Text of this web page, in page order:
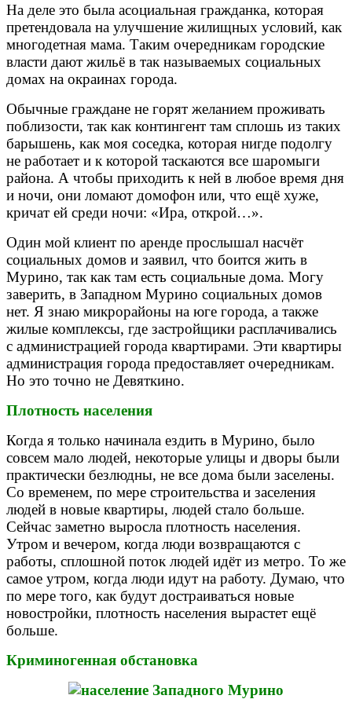
На деле это была асоциальная гражданка, которая
претендовала на улучшение жилищных условий, как
многодетная мама. Таким очередникам городские
власти дают жильё в так называемых социальных
домах на окраинах города.
Обычные граждане не горят желанием проживать
поблизости, так как контингент там сплошь из таких
барышень, как моя соседка, которая нигде подолгу
не работает и к которой таскаются все шаромыги
района. А чтобы приходить к ней в любое время дня
и ночи, они ломают домофон или, что ещё хуже,
кричат ей среди ночи: «Ира, открой…».
Один мой клиент по аренде прослышал насчёт
социальных домов и заявил, что боится жить в
Мурино, так как там есть социальные дома. Могу
заверить, в Западном Мурино социальных домов
нет. Я знаю микрорайоны на юге города, а также
жилые комплексы, где застройщики расплачивались
с администрацией города квартирами. Эти квартиры
администрация города предоставляет очередникам.
Но это точно не Девяткино.
Плотность населения
Когда я только начинала ездить в Мурино, было
совсем мало людей, некоторые улицы и дворы были
практически безлюдны, не все дома были заселены.
Со временем, по мере строительства и заселения
людей в новые квартиры, людей стало больше.
Сейчас заметно выросла плотность населения.
Утром и вечером, когда люди возвращаются с
работы, сплошной поток людей идёт из метро. То же
самое утром, когда люди идут на работу. Думаю, что
по мере того, как будут достраиваться новые
новостройки, плотность населения вырастет ещё
больше.
Криминогенная обстановка